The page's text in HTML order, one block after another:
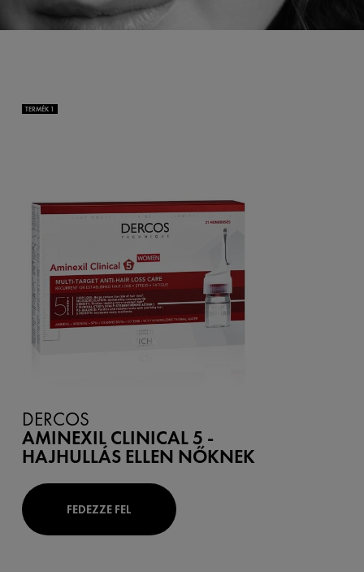
TERMÉK 1
DERCOS
AMINEXIL CLINICAL 5 -
HAJHULLÁS ELLEN NŐKNEK
FEDEZZE FEL